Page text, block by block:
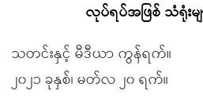
လုပ်ရပ်အဖြစ် သံရုံးမ
သတင်းနှင့် မီဒီယာ ကွန်ရက်။
၂၀၂၁ ခုနှစ်၊ မတ်လ ၂၀ ရက်။